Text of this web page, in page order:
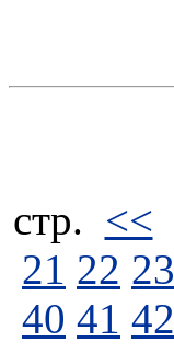
стp. <<
21 22 23
40 41 42